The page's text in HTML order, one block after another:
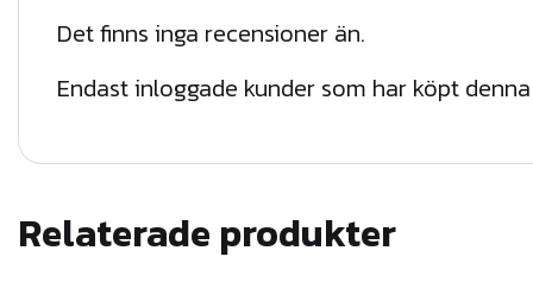
Det finns inga recensioner än.
Endast inloggade kunder som har köpt
Relaterade produkter